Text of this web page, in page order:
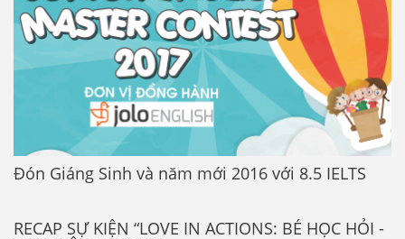
Đón Giáng Sinh và năm mới 2016 với 8.5 IELTS
RECAP SỰ KIỆN “LOVE IN ACTIONS: BÉ HỌC HỎI -